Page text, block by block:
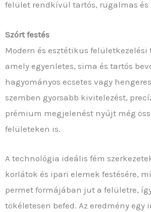
felület rendkívül tartós, rugalmas és
Szórt festés
Modern és esztétikus felületkezelési
amely egyenletes, sima és tartós
hagyományos ecsetes vagy
szemben gyorsabb kivitelezést,
prémium megjelenést nyújt még
felületeken is.
A technológia ideális fém
korlátok és ipari elemek festésére,
permet formájában jut a felületre,
tökéletesen befed. Az eredmény egy